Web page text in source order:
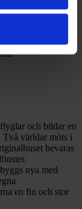
och bildar en
världar möts i
bevaras
nya med
en fin och stor